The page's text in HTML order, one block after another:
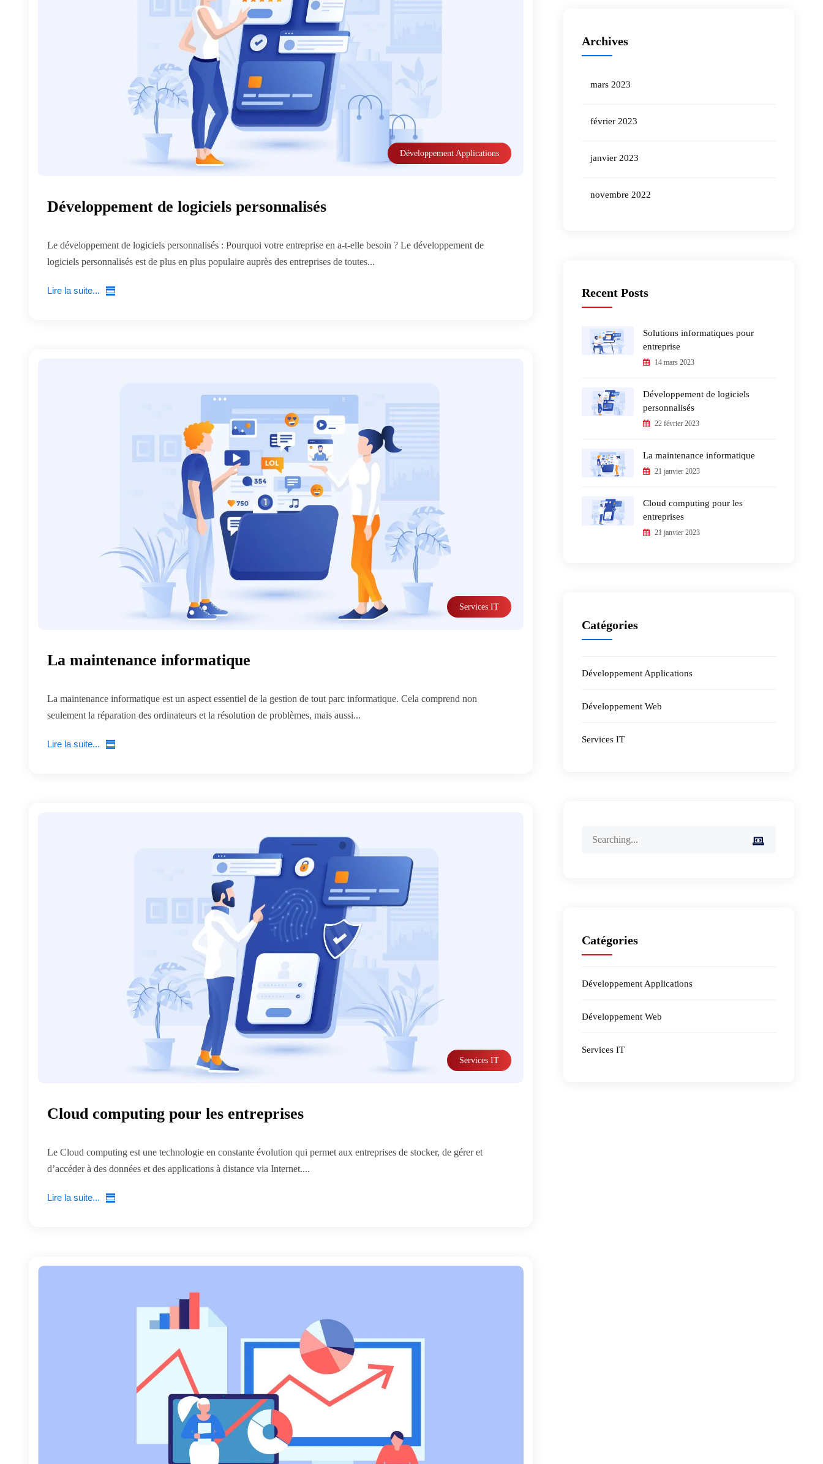
Développement Applications
Développement de logiciels personnalisés
Le développement de logiciels personnalisés : Pourquoi votre entreprise en a-t-elle besoin ? Le développement de
logiciels personnalisés est de plus en plus populaire auprès des entreprises de toutes...
Lire la suite...
Services IT
La maintenance informatique
La maintenance informatique est un aspect essentiel de la gestion de tout parc informatique. Cela comprend non
seulement la réparation des ordinateurs et la résolution de problèmes, mais aussi...
Lire la suite...
Services IT
Cloud computing pour les entreprises
Le Cloud computing est une technologie en constante évolution qui permet aux entreprises de stocker, de gérer et
d’accéder à des données et des applications à distance via Internet....
Lire la suite...
Archives
mars 2023
février 2023
janvier 2023
novembre 2022
Recent Posts
Solutions informatiques pour
entreprise
14 mars 2023
Développement de logiciels
personnalisés
22 février 2023
La maintenance informatique
21 janvier 2023
Cloud computing pour les
entreprises
21 janvier 2023
Catégories
Développement Applications
Développement Web
Services IT
Search
Catégories
Développement Applications
Développement Web
Services IT